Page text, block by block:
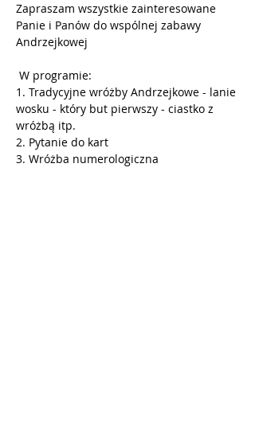
Zapraszam wszystkie zainteresowane
Panie i Panów do wspólnej zabawy
Andrzejkowej
W programie:
1. Tradycyjne wróżby Andrzejkowe - lanie
wosku - który but pierwszy - ciastko z
wróżbą itp.
2. Pytanie do kart
3. Wróżba numerologiczna